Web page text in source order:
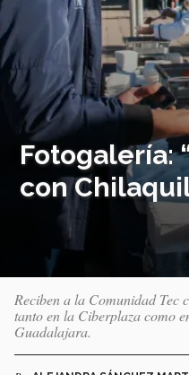
Fotogalería:
con
Reciben a la Comunidad Tec
tanto en la Ciberplaza como
Guadalajara.